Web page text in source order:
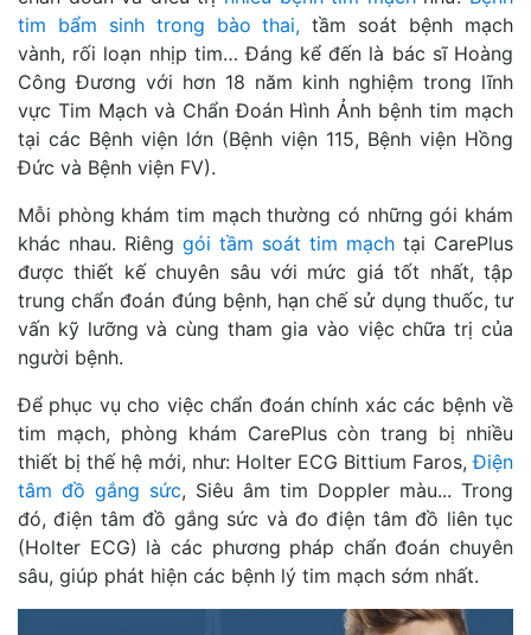
tim bẩm sinh trong bào thai, tầm soát bệnh mạch
vành, rối loạn nhịp tim… Đáng kể đến là bác sĩ Hoàng
Công Đương với hơn 18 năm kinh nghiệm trong lĩnh
vực Tim Mạch và Chẩn Đoán Hình Ảnh bệnh tim mạch
tại các Bệnh viện lớn (Bệnh viện 115, Bệnh viện Hồng
Đức và Bệnh viện FV).
Mỗi phòng khám tim mạch thường có những gói khám
khác nhau. Riêng gói tầm soát tim mạch tại CarePlus
được thiết kế chuyên sâu với mức giá tốt nhất, tập
trung chẩn đoán đúng bệnh, hạn chế sử dụng thuốc, tư
vấn kỹ lưỡng và cùng tham gia vào việc chữa trị của
người bệnh.
Để phục vụ cho việc chẩn đoán chính xác các bệnh về
tim mạch, phòng khám CarePlus còn trang bị nhiều
thiết bị thế hệ mới, như: Holter ECG Bittium Faros,Điện
tâm đồ gắng sức, Siêu âm tim Doppler màu... Trong
đó, điện tâm đồ gắng sức và đo điện tâm đồ liên tục
(Holter ECG) là các phương pháp chẩn đoán chuyên
sâu, giúp phát hiện các bệnh lý tim mạch sớm nhất.